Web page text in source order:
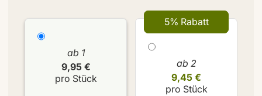
ab 1
9,95 €
pro Stück
5% Rabatt
ab 2
9,45 €
pro Stück